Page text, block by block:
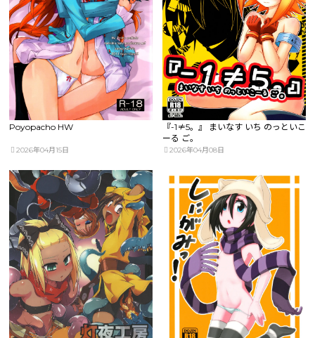
Poyopacho HW
2026年04月15日
『-1≠5。』 まいなす いち のっといこ
ーる ご。
2026年04月08日